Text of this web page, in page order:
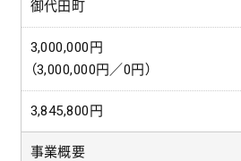
御代田町
3,000,000円
（3,000,000円／0円）
3,845,800円
事業概要